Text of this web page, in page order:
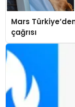
Mars
çağrısı